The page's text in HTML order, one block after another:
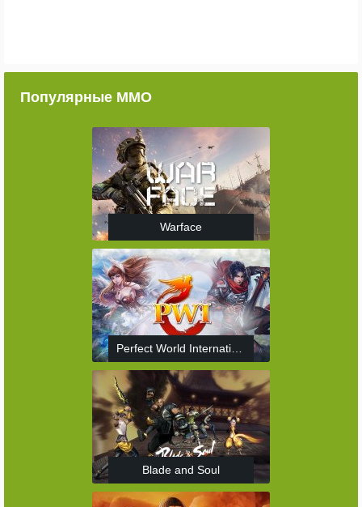
Популярные ММО
Warface
Blade and Soul